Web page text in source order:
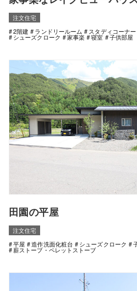
注文住宅
2階建
ランドリールーム スタディコーナー
シューズクローク 家事楽 寝室 子供部屋
田園の平屋
注文住宅
平屋
造作洗面化粧台 シューズクローク
薪ストーブ・ペレットストーブ